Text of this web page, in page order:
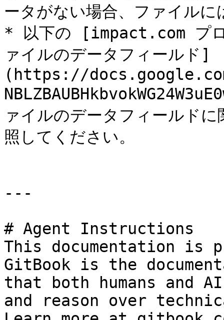
ータがない場合、ファイルに
* 以下の [impact.com プロ
ァイルのデータフィールド]
(https://
ァイルのデータフィールド
照してください。
---
# Agent Instructions
This documentation is
GitBook is the
that both humans and
and reason over